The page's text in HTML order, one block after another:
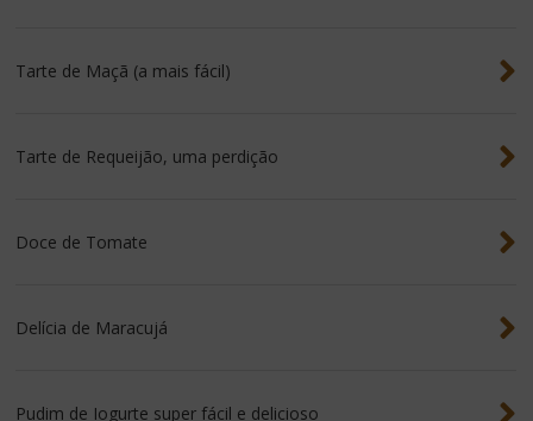
Tarte de Maçã (a mais fácil)
Tarte de Requeijão, uma perdição
Doce de Tomate
Delícia de Maracujá
Pudim de Iogurte super fácil e delicioso